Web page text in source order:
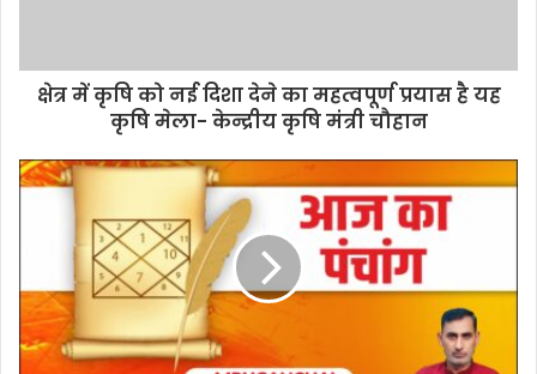
क्षेत्र में कृषि को नई दिशा देने का महत्वपूर्ण प्रयास है यह
कृषि मेला- केन्द्रीय कृषि मंत्री चौहान